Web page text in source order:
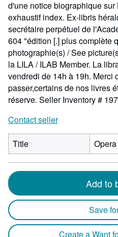
d'une notice biographique sur
exhaustif index. Ex-libris
secrétaire perpétuel de
604 "édition [.] plus complète
photographie(s) / See
la LILA / ILAB Member. La
vendredi de 14h à 19h. Merci
passer,certains de nos livres
réserve. Seller Inventory #
Contact seller
Title
Add to
Save
Create a Want